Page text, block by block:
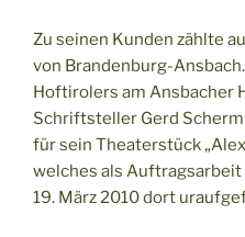
Zu seinen Kunden zählte
von Brandenburg-
Hoftirolers am Ansbacher
Schriftsteller Gerd
für sein Theaterstück
welches als
19. März 2010 dort